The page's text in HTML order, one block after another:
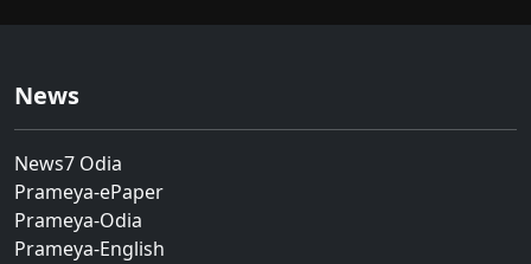
News
News7 Odia
Prameya-ePaper
Prameya-Odia
Prameya-English